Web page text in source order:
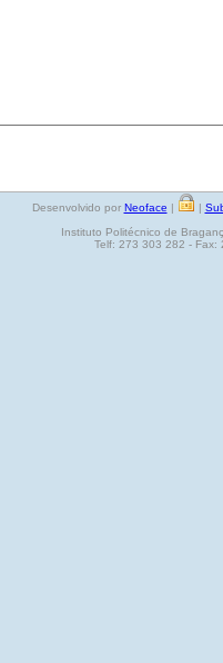
Desenvolvido por Neoface | |
Instituto Politécnico de
Telf: 273 303 282 - Fax: